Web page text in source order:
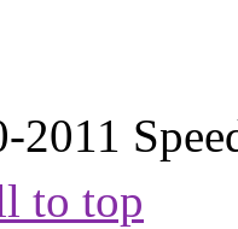
2011
to top